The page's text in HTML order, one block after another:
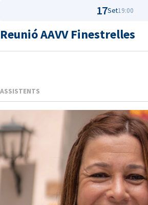
17Set19:00
Reunió AAVV Finestrelles
ASSISTENTS